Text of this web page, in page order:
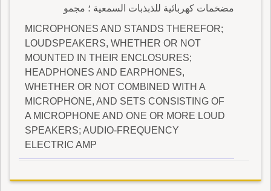
مضخمات كهربائية للذبذبات السمعية ؛ مجمو
MICROPHONES AND STANDS THEREFOR;
LOUDSPEAKERS, WHETHER OR NOT
MOUNTED IN THEIR ENCLOSURES;
HEADPHONES AND EARPHONES,
WHETHER OR NOT COMBINED WITH A
MICROPHONE, AND SETS CONSISTING OF
A MICROPHONE AND ONE OR MORE LOUD
SPEAKERS; AUDIO-FREQUENCY
ELECTRIC AMP